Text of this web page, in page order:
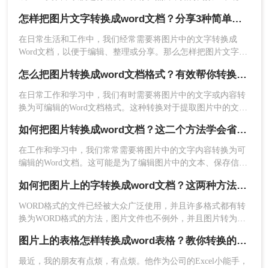
OCR算法，可以更精细地控制转换效果，适合需要
频繁转换文件的用户。
量转换，提高工作效率。提供更多的功能选
项，如文件优化、加密等。
缺点：需要下载和安装软件。部分功能可能需
本。
推荐工具：ABBYY FineReader
2、打开软件，选择“文件” > “打开” > “图片文
件”。
3、选择需要转换的图片文件。
换成word文档呢？本文将介绍两种有效的方法，帮助您轻松实
现图片文字到Word文档的转换。
怎样把图片文字转换成word文档？分享3种简单方法，1秒搞定！
在日常生活和工作中，我们经常需要将图片中的文字转换成
Word文档，以便于编辑、整理或分享。那么怎样把图片文字转
松实现图片文字到Word文档的转换。
怎么把图片转换成word文档格式？有效帮你转换的两种方法！
在日常工作和学习中，我们有时需要将图片中的文字或内容转
换为可编辑的Word文档格式。这种转换对于提取图片中的文字
把图片转换成word文档格式呢？本文将介绍二种将图片转换成
Word文档格式的方法，帮助读者轻松实现转换需求。
如何把图片转换成word文档？这二个方法学会省时省力！
在工作和学习中，我们常常需要将图片中的文字内容转换为可
编辑的Word文档。这可能是为了编辑图片中的文本、保存信息
文档呢？本文将详细介绍两种常用的方法来实现这一目标。如何把图片上的字转换成word文档？这两种方法分分钟解决！
WORD格式的文件已经被大众广泛使用，并且许多格式都有转
换为WORD格式的方法，图片文件也不例外，并且图片转为的
为可编辑的WORD该如何操作呢，下面转转师妹为大家讲解一
下如何把图片上的字转换成word文档。
图片上的表格怎样转换成word表格？教你转换的二个方法！
最近，我的朋友有点烦，有点烦。他作为公司的Excel小能手，